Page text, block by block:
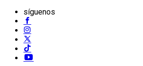
síguenos